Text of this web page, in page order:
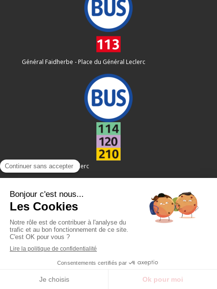
Général Faidherbe - Place du Général Leclerc
Place du Général Leclerc
Création et référencement du site par Simplébo